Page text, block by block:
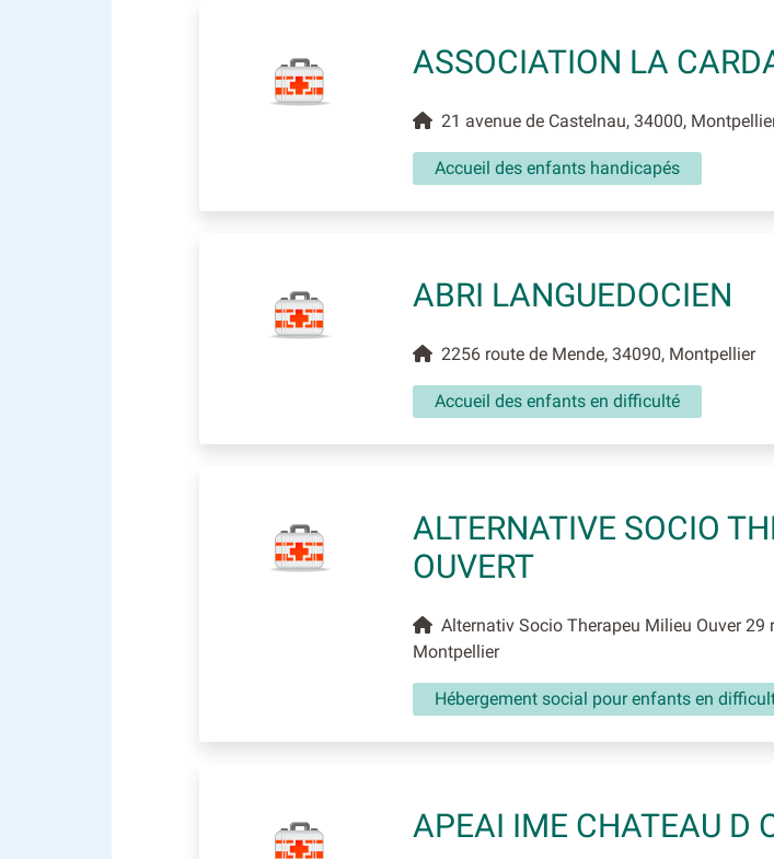
ASSOCIATION LA
21 avenue de Castelnau, 34000,
Accueil des enfants handicapés
ABRI LANGUEDOCIEN
2256 route de Mende, 34090, Montpellier
Accueil des enfants en difficulté
ALTERNATIVE SOCIO
OUVERT
Alternativ Socio Therapeu Milieu Ouver 29
Montpellier
Hébergement social pour enfants en
APEAI IME CHATEAU D